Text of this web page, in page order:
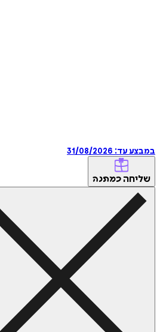
במבצע עד: 31/08/2026
שליחה כמתנה